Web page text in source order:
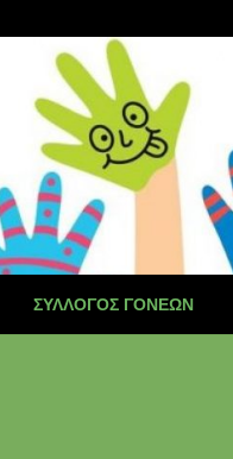
ΣΎΛΛΟΓΟΣ ΓΟΝΈΩΝ